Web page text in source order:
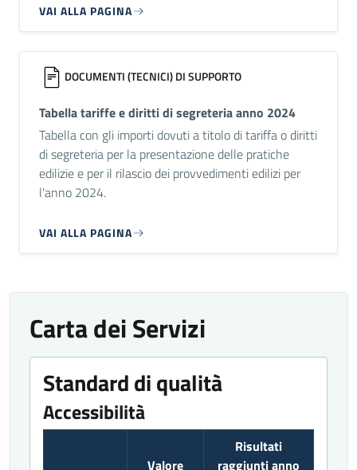
VAI ALLA PAGINA
DOCUMENTI (TECNICI) DI SUPPORTO
Tabella tariffe e diritti di segreteria anno 2024
Tabella con gli importi dovuti a titolo di tariffa o diritti
di segreteria per la presentazione delle pratiche
edilizie e per il rilascio dei provvedimenti edilizi per
l'anno 2024.
VAI ALLA PAGINA
Carta dei Servizi
Standard di qualità
Accessibilità
Valore
Risultati
raggiunti anno